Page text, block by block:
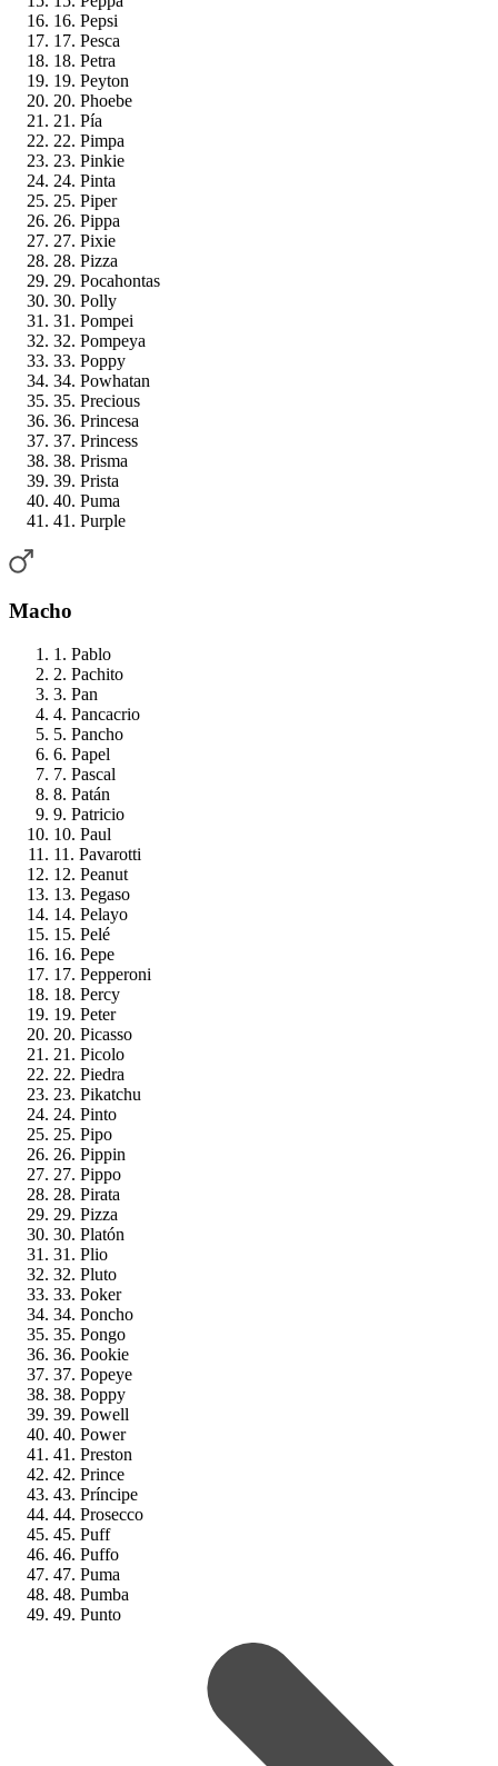
16. Pepsi
17. Pesca
18. Petra
19. Peyton
20. Phoebe
21. Pía
22. Pimpa
23. Pinkie
24. Pinta
25. Piper
26. Pippa
27. Pixie
28. Pizza
29. Pocahontas
30. Polly
31. Pompei
32. Pompeya
33. Poppy
34. Powhatan
35. Precious
36. Princesa
37. Princess
38. Prisma
39. Prista
40. Puma
41. Purple
Macho
1. Pablo
2. Pachito
3. Pan
4. Pancacrio
5. Pancho
6. Papel
7. Pascal
8. Patán
9. Patricio
10. Paul
11. Pavarotti
12. Peanut
13. Pegaso
14. Pelayo
15. Pelé
16. Pepe
17. Pepperoni
18. Percy
19. Peter
20. Picasso
21. Picolo
22. Piedra
23. Pikatchu
24. Pinto
25. Pipo
26. Pippin
27. Pippo
28. Pirata
29. Pizza
30. Platón
31. Plio
32. Pluto
33. Poker
34. Poncho
35. Pongo
36. Pookie
37. Popeye
38. Poppy
39. Powell
40. Power
41. Preston
42. Prince
43. Príncipe
44. Prosecco
45. Puff
46. Puffo
47. Puma
48. Pumba
49. Punto